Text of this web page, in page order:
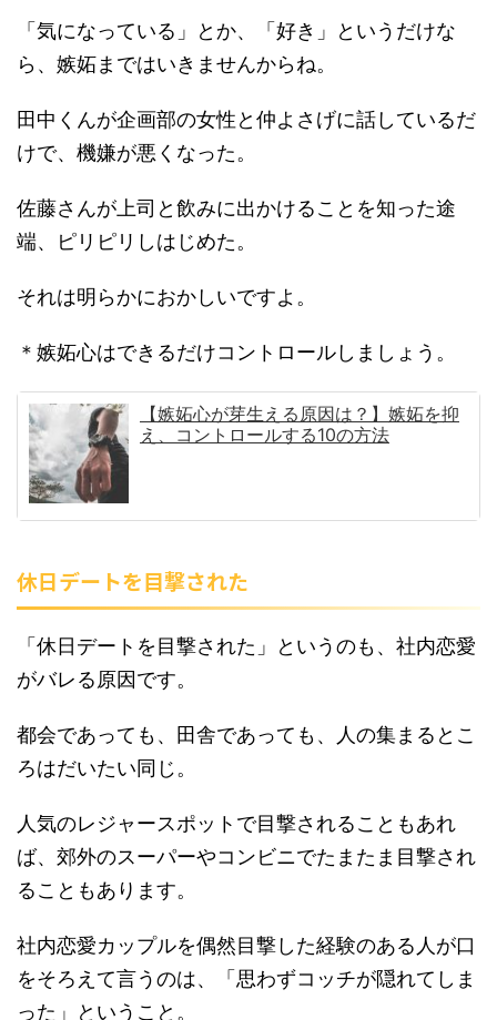
「気になっている」とか、「好き」というだけな
ら、嫉妬まではいきませんからね。
田中くんが企画部の女性と仲よさげに話しているだ
けで、機嫌が悪くなった。
佐藤さんが上司と飲みに出かけることを知った途
端、ピリピリしはじめた。
それは明らかにおかしいですよ。
＊嫉妬心はできるだけコントロールしましょう。
【嫉妬心が芽生える原因は？】嫉妬を抑
え、コントロールする10の方法
休日デートを目撃された
「休日デートを目撃された」というのも、社内恋愛
がバレる原因です。
都会であっても、田舎であっても、人の集まるとこ
ろはだいたい同じ。
人気のレジャースポットで目撃されることもあれ
ば、郊外のスーパーやコンビニでたまたま目撃され
ることもあります。
社内恋愛カップルを偶然目撃した経験のある人が口
をそろえて言うのは、「思わずコッチが隠れてしま
った」ということ。